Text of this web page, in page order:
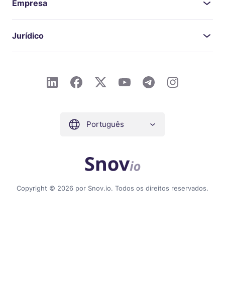
Empresa
Jurídico
Copyright © 2026 por Snov.io. Todos os direitos reservados.
Português